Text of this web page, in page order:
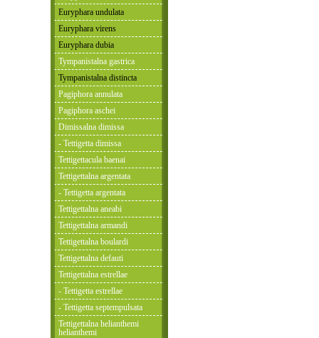
Euryphara undulata
Euryphara virens
Euryphara dubia
Tympanistalna gastrica
Tympanistalna distincta
Pagiphora annulata
Pagiphora aschei
Dimissalna dimissa
- Tettigetta dimissa
Tettigettacula baenai
Tettigettalna argentata
- Tettigetta argentata
Tettigettalna aneabi
Tettigettalna armandi
Tettigettalna boulardi
Tettigettalna defauti
Tettigettalna estrellae
- Tettigetta estrellae
- Tettigetta septempulsata
Tettigettalna helianthemi
helianthemi